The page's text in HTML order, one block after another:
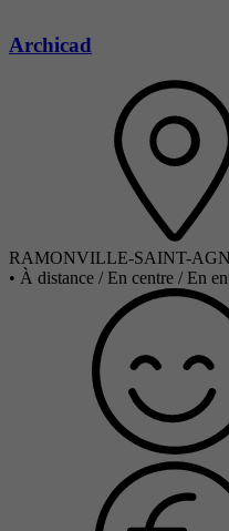
Archicad
RAMONVILLE-SAINT-
• À distance / En centre / En